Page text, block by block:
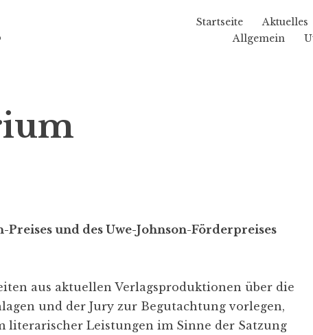
Startseite Aktuelles
Allgemein
Preises und des Uwe-Johnson-Förderpreises
aus aktuellen Verlagsproduktionen über die
und der Jury zur Begutachtung vorlegen,
literarischer Leistungen im Sinne der Satzung